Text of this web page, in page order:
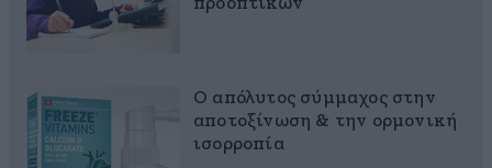
προοπτικών
Ο απόλυτος σύμμαχος στην
αποτοξίνωση & την ορμονική
ισορροπία